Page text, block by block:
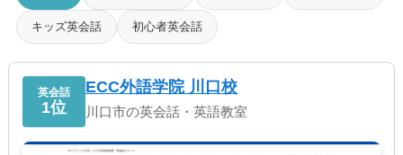
キッズ英会話 初心者英会話
英会話
1位
ECC外語学院 川口校
川口市の英会話・英語教室